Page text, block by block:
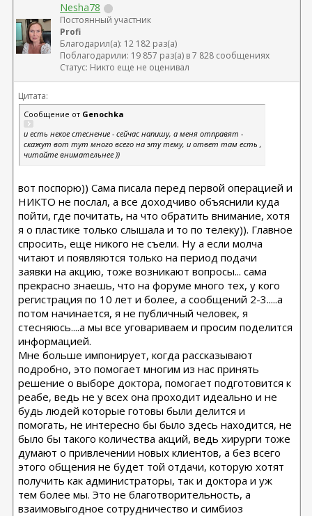
Nesha78
Постоянный участник
Profi
Благодарил(а): 12 182 раз(а)
Поблагодарили: 19 857 раз(а) в 7 828 сообщениях
Статус: Никто еще не оценивал
Цитата:
Сообщение от Genochka
и есть некое стеснение - сейчас напишу, а меня отправят -
скажут вот тут много всего на эту тему, и ответ там есть ,
читайте внимательнее ))
вот поспорю)) Сама писала перед первой операцией и
НИКТО не послал, а все доходчиво объяснили куда
пойти, где почитать, на что обратить внимание, хотя
я о пластике только слышала и то по телеку)). Главное
спросить, еще никого не съели. Ну а если молча
читают и появляются только на период подачи
заявки на акцию, тоже возникают вопросы... сама
прекрасно знаешь, что на форуме много тех, у кого
регистрация по 10 лет и более, а сообщений 2-3.....а
потом начинается, я не публичный человек, я
стесняюсь....а мы все уговариваем и просим поделится
информацией.
Мне больше импонирует, когда рассказывают
подробно, это помогает многим из нас принять
решение о выборе доктора, помогает подготовится к
реабе, ведь не у всех она проходит идеально и не
будь людей которые готовы были делится и
помогать, не интересно бы было здесь находится, не
было бы такого количества акций, ведь хирурги тоже
думают о привлечении новых клиентов, а без всего
этого общения не будет той отдачи, которую хотят
получить как администраторы, так и доктора и уж
тем более мы. Это не благотворительность, а
взаимовыгодное сотрудничество и симбиоз